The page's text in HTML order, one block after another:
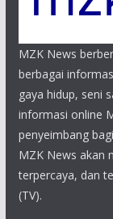
MZK News
berbagai
gaya hidup, seni
informasi online
penyeimbang
MZK News akan
terpercaya, dan
(TV).